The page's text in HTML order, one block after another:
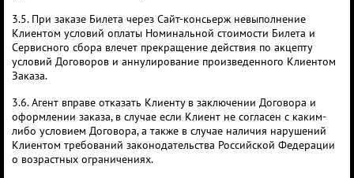
3.5. При заказе Билета через Сайт-консьерж невыполнение
Клиентом условий оплаты Номинальной стоимости Билета и
Сервисного сбора влечет прекращение действия по акцепту
условий Договоров и аннулирование произведенного Клиентом
Заказа.
3.6. Агент вправе отказать Клиенту в заключении Договора и
оформлении заказа, в случае если Клиент не согласен с каким-
либо условием Договора, а также в случае наличия нарушений
Клиентом требований законодательства Российской Федерации
о возрастных ограничениях.